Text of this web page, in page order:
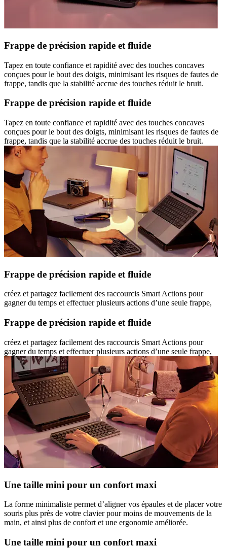
Frappe de précision rapide et fluide
Tapez en toute confiance et rapidité avec des touches concaves
conçues pour le bout des doigts, minimisant les risques de fautes de
frappe, tandis que la stabilité accrue des touches réduit le bruit.
Frappe de précision rapide et fluide
Tapez en toute confiance et rapidité avec des touches concaves
conçues pour le bout des doigts, minimisant les risques de fautes de
frappe, tandis que la stabilité accrue des touches réduit le bruit.
Frappe de précision rapide et fluide
créez et partagez facilement des raccourcis Smart Actions pour
gagner du temps et effectuer plusieurs actions d’une seule frappe,
Frappe de précision rapide et fluide
créez et partagez facilement des raccourcis Smart Actions pour
gagner du temps et effectuer plusieurs actions d’une seule frappe,
Une taille mini pour un confort maxi
La forme minimaliste permet d’aligner vos épaules et de placer votre
souris plus près de votre clavier pour moins de mouvements de la
main, et ainsi plus de confort et une ergonomie améliorée.
Une taille mini pour un confort maxi